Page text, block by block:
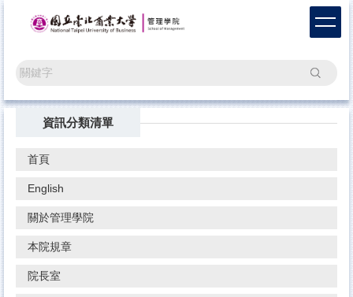
區
搜尋
資訊分類清單
首頁
English
關於管理學院
本院規章
院長室